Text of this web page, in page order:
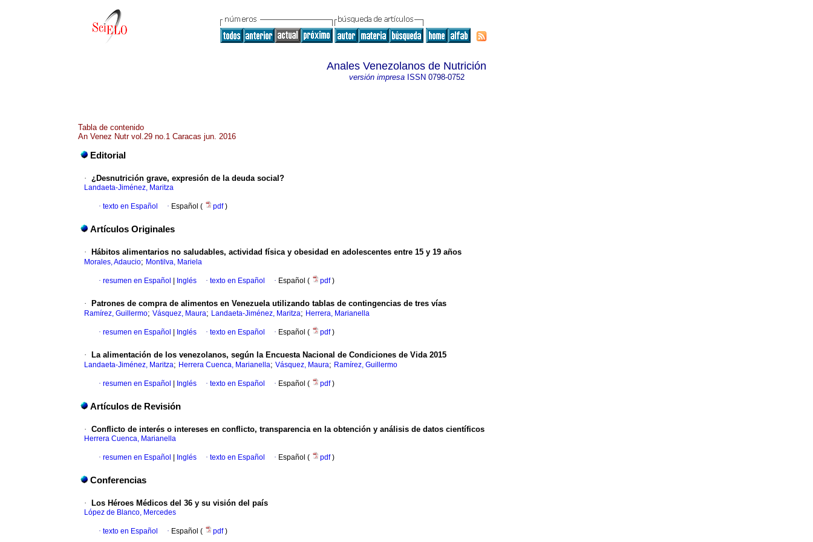
Anales Venezolanos de Nutrición
versión impresaISSN 0798-0752
Tabla de contenido
An Venez Nutr vol.29 no.1 Caracas jun. 2016
Editorial
· ¿Desnutrición grave, expresión de la deuda social?
Landaeta-Jiménez, Maritza
· texto en Español · Español ( pdf)
Artículos Originales
· Hábitos alimentarios no saludables, actividad física y obesidad en adolescentes entre 15 y 19 años
Morales, Adaucio; Montilva, Mariela
· resumen en Español Inglés · texto en Español · Español ( pdf)
· Patrones de compra de alimentos en Venezuela utilizando tablas de contingencias de tres vías
Ramírez, Guillermo; Vásquez, Maura; Landaeta-Jiménez, Maritza; Herrera, Marianella
· resumen en Español Inglés · texto en Español · Español ( pdf)
· La alimentación de los venezolanos, según la Encuesta Nacional de Condiciones de Vida 2015
Landaeta-Jiménez, Maritza; Herrera Cuenca, Marianella; Vásquez, Maura; Ramírez, Guillermo
· resumen en Español Inglés · texto en Español · Español ( pdf)
Artículos de Revisión
· Conflicto de interés o intereses en conflicto, transparencia en la obtención y análisis de datos científicos
Herrera Cuenca, Marianella
· resumen en Español Inglés · texto en Español · Español ( pdf)
Conferencias
· Los Héroes Médicos del 36 y su visión del país
López de Blanco, Mercedes
· texto en Español · Español ( pdf)